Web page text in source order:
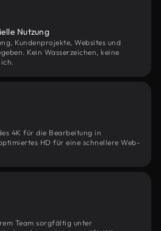
Nutzung
Kundenprojekte, Websites und
Kein Wasserzeichen, keine
4K für die Bearbeitung in
HD für eine schnellere Web-
Team sorgfältig unter